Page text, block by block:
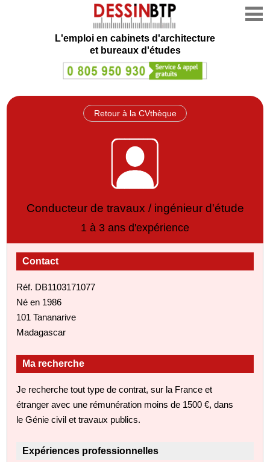
L'emploi en cabinets d'architecture
et bureaux d'études
Retour à la CVthèque
Conducteur de travaux / ingénieur d'étude
1 à 3 ans d'expérience
Contact
Réf. DB1103171077
Né en 1986
101 Tananarive
Madagascar
Ma recherche
Je recherche tout type de contrat, sur la France et
étranger avec une rémunération moins de 1500 €, dans
le Génie civil et travaux publics.
Expériences professionnelles